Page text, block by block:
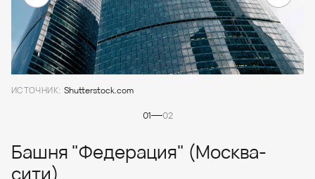
01 02
ИСТОЧНИК: Shutterstock.com
Башня "Федерация" (Москва-
сити)